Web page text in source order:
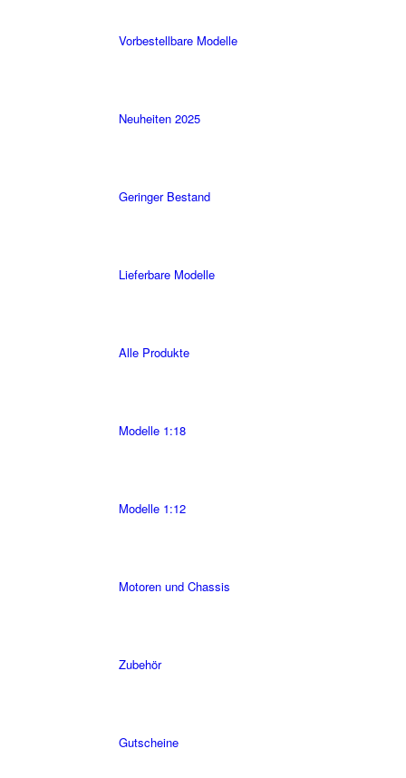
Vorbestellbare Modelle
Neuheiten 2025
Geringer Bestand
Lieferbare Modelle
Alle Produkte
Modelle 1:18
Modelle 1:12
Motoren und Chassis
Zubehör
Gutscheine